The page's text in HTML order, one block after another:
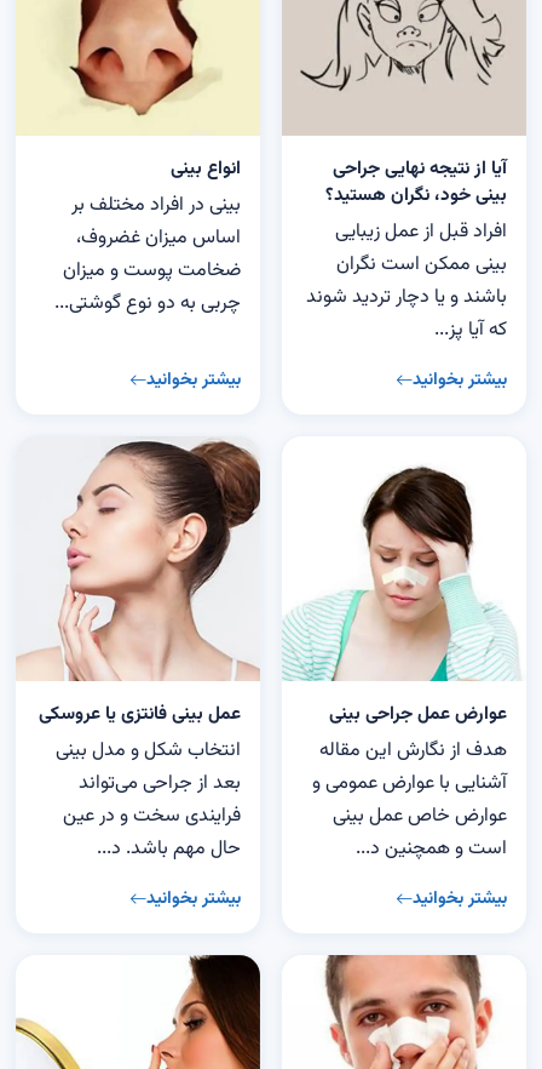
آیا از نتیجه نهایی جراحی
بینی خود، نگران هستید؟
افراد قبل از عمل زیبایی
بینی ممکن است نگران
باشند و یا دچار تردید شوند
که آیا پز...
بیشتر بخوانید
انواع بینی
بینی در افراد مختلف بر
اساس میزان غضروف،
ضخامت پوست و میزان
چربی به دو نوع گوشتی...
بیشتر بخوانید
عوارض عمل جراحی بینی
هدف از نگارش این مقاله
آشنایی با عوارض عمومی و
عوارض خاص عمل بینی
است و همچنین د...
بیشتر بخوانید
عمل بینی فانتزی یا عروسکی
انتخاب شکل و مدل بینی
بعد از جراحی می‌تواند
فرایندی سخت و در عین
حال مهم باشد. د...
بیشتر بخوانید